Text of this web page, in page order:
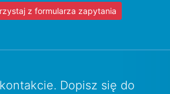
z formularza zapytania
Dopisz się do